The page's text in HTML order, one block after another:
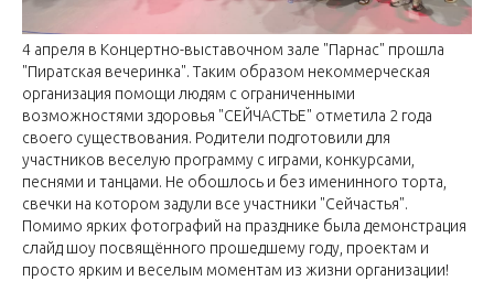
4 апреля в Концертно-выставочном зале "Парнас" прошла
"Пиратская вечеринка". Таким образом некоммерческая
организация помощи людям с ограниченными
возможностями здоровья "СЕЙЧАСТЬЕ" отметила 2 года
своего существования. Родители подготовили для
участников веселую программу с играми, конкурсами,
песнями и танцами. Не обошлось и без именинного торта,
свечки на котором задули все участники "Сейчастья".
Помимо ярких фотографий на празднике была демонстрация
слайд шоу посвящённого прошедшему году, проектам и
просто ярким и веселым моментам из жизни организации!